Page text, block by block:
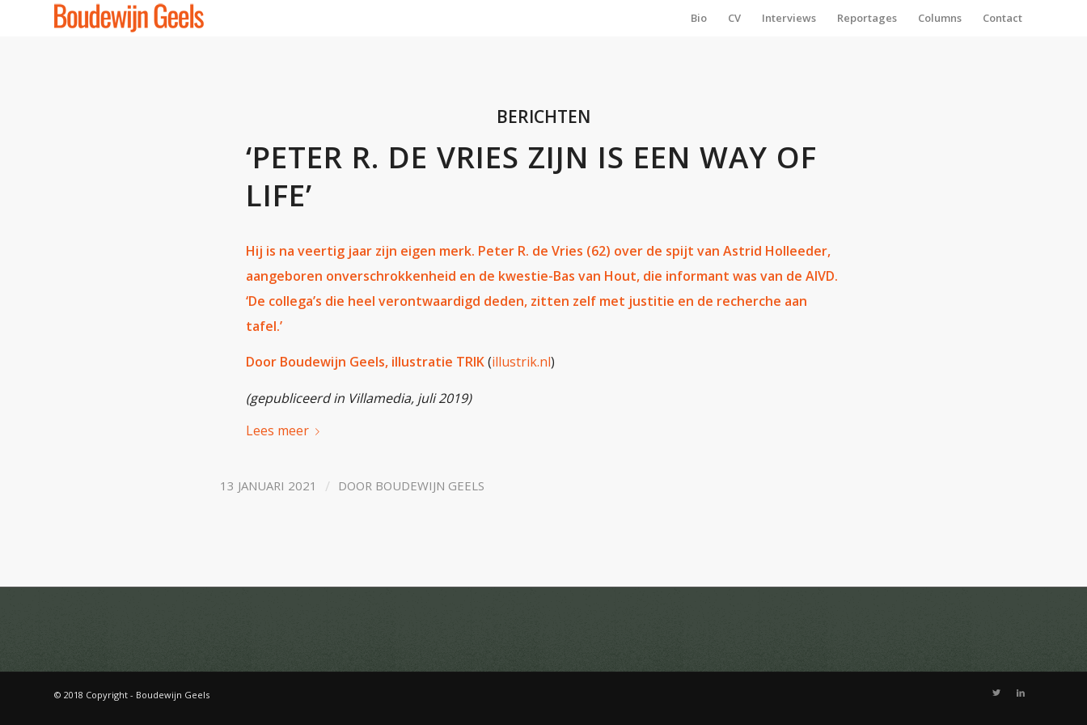
Bio CV Interviews Reportages Columns Contact
BERICHTEN
‘PETER R. DE VRIES ZIJN IS EEN WAY OF
LIFE’
Hij is na veertig jaar zijn eigen merk. Peter R. de Vries (62) over de spijt van Astrid Holleeder,
aangeboren onverschrokkenheid en de kwestie-Bas van Hout, die informant was van de AIVD.
‘De collega’s die heel verontwaardigd deden, zitten zelf met justitie en de recherche aan
tafel.’
Door Boudewijn Geels, illustratie TRIK(illustrik.nl)
(gepubliceerd in Villamedia, juli 2019)
Lees meer
13 JANUARI 2021 / DOOR BOUDEWIJN GEELS
© 2018 Copyright - Boudewijn Geels